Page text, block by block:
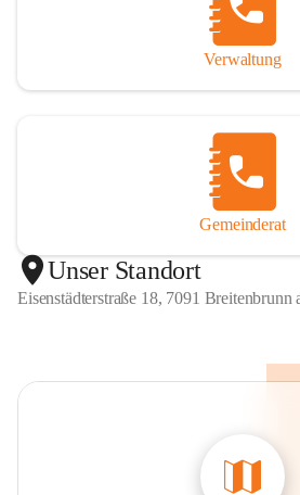
Verwaltung
Gemeinderat
Unser Standort
Eisenstädterstraße 18, 7091